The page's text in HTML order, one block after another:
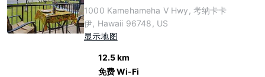
1000 Kamehameha V Hwy, 考纳卡卡
伊, Hawaii 96748, US
显示地图
12.5 km
免费 Wi-Fi